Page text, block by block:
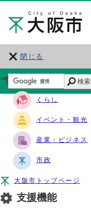
閉じる
サイト・ナビ
くらし
イベント・観光
産業・ビジネス
市政
大阪市トップページ
支援機能
検索